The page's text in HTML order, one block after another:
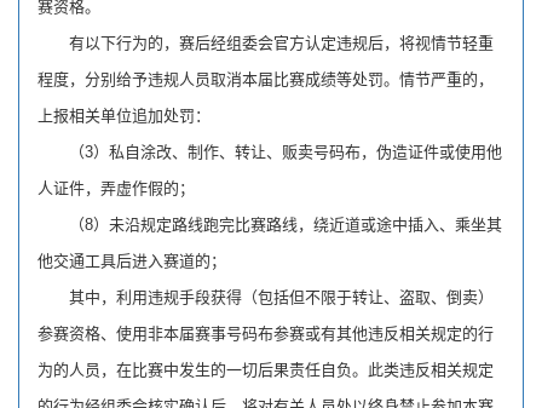
赛资格。
有以下行为的，赛后经组委会官方认定违规后，将视情节轻重
程度，分别给予违规人员取消本届比赛成绩等处罚。情节严重的，
上报相关单位追加处罚：
（3）私自涂改、制作、转让、贩卖号码布，伪造证件或使用他
人证件，弄虚作假的；
（8）未沿规定路线跑完比赛路线，绕近道或途中插入、乘坐其
他交通工具后进入赛道的；
其中，利用违规手段获得（包括但不限于转让、盗取、倒卖）
参赛资格、使用非本届赛事号码布参赛或有其他违反相关规定的行
为的人员，在比赛中发生的一切后果责任自负。此类违反相关规定